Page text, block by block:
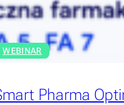
WEBINAR
Pharma